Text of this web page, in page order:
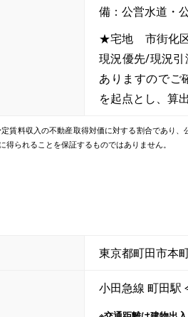
備：公営水道・
★宅地 市街化
現況優先/現況
ありますのでご
を起点とし、算
賃料収入の不動産取得対価に対する割合であり
得られることを保証するものではありません。
東京都町田市本
小田急線 町田駅